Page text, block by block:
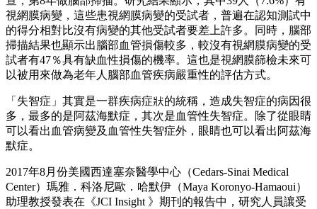
視網膜病變，這些患視網膜病變的受試者，普遍在認知測試中
的得分相對比沒有病變的其他受試者要差上許多。同時，腦部
掃描結果也顯示出腦部血管損傷較多，較沒有視網膜病變的受
試者有47％具有缺血性損傷的機率。這也是視網膜篩檢未來可
以被用來做為老年人腦部血管疾病嚴重性的評估方式。
「失智症」其實是一群疾病症狀的統稱，造成失智症的病因很
多，最多的是阿茲海默症，其次是血管性失智症。除了從眼睛
可以看出血管病變及血管性失智症外，眼睛也可以看出阿茲海
默症。
2017年8月份美國西達塞奈醫學中心（Cedars-Sinai Medical
Center）瑪雅．科洛尼歐．哈默伊（Maya Koronyo-Hamaoui）
助理教授發表在《JCI Insight 》期刊的報告中，研究人員讓受